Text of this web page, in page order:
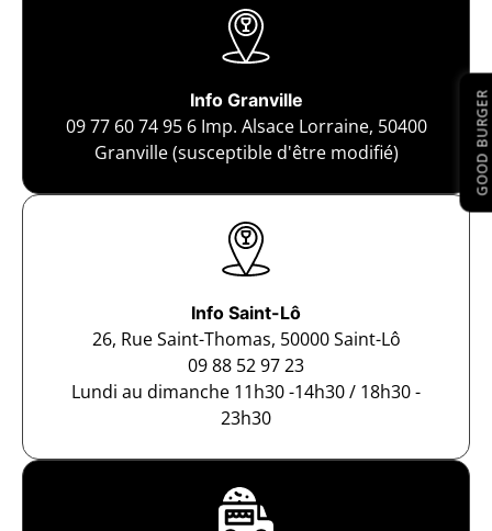
Info Granville
09 77 60 74 956 Imp. Alsace Lorraine, 50400
Granville (susceptible d'être modifié)
Info Saint-Lô
26, Rue Saint-Thomas, 50000 Saint-Lô
09 88 52 97 23
Lundi au dimanche 11h30 -14h30 / 18h30 -
23h30
GOOD BURGER